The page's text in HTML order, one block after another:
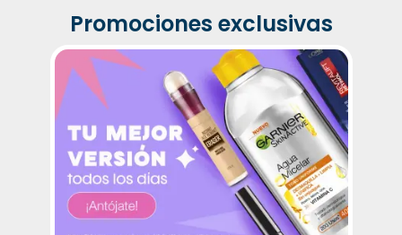
Promociones exclusivas